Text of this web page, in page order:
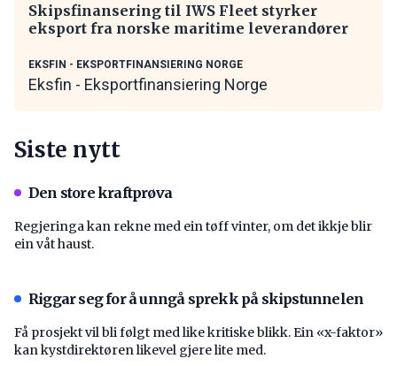
Skipsfinansering til IWS Fleet styrker
eksport fra norske maritime leverandører
EKSFIN - EKSPORTFINANSIERING NORGE
Eksfin - Eksportfinansiering Norge
Siste nytt
Den store kraftprøva
Regjeringa kan rekne med ein tøff vinter, om det ikkje blir
ein våt haust.
Riggar seg for å unngå sprekk på skipstunnelen
Få prosjekt vil bli følgt med like kritiske blikk. Ein «x-faktor»
kan kystdirektøren likevel gjere lite med.